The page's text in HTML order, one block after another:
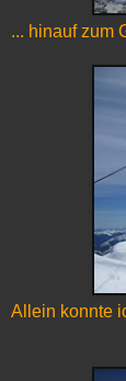
... hinauf zum
Allein konnte